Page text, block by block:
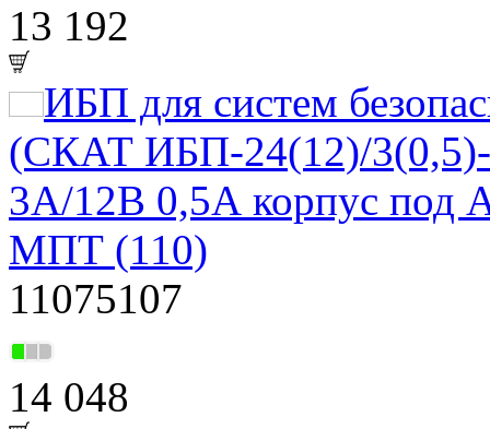
13 192
ИБП для систем
(СКАТ ИБП-24(12)/3(0,5)-
3А/12В 0,5А корпус под
МПТ (110)
11075107
14 048